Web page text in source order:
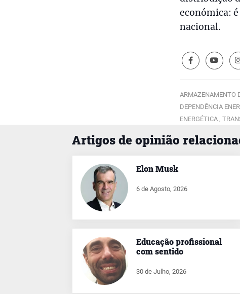
económica:
nacional.
ARMAZENAMENTO
DEPENDÊNCIA
ENERGÉTICA ,
Artigos de opinião
Elon Musk
6 de Agosto, 2026
Educação profissional
com sentido
30 de Julho, 2026